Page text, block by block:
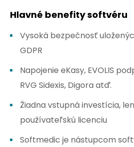
Hlavné benefity softvéru
Vysoká bezpečnosť
GDPR
Napojenie eKasy, EVOLIS
RVG Sidexis, Digora atď.
Žiadna vstupná investícia,
používateľskú licenciu
Softmedic je nástupcom